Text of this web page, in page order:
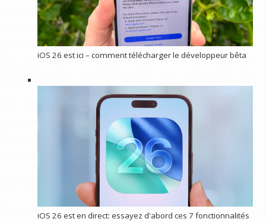
iOS 26 est ici – comment télécharger le développeur bêta
iOS 26 est en direct: essayez d'abord ces 7 fonctionnalités